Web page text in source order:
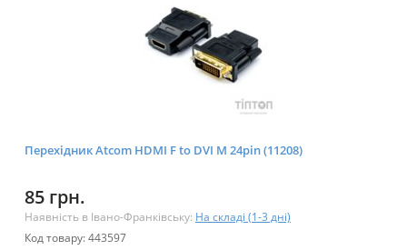
Перехідник Atcom HDMI F to DVI M 24pin (11208)
85 грн.
Наявність в Івано-Франківську: На складі (1-3 дні)
Код товару: 443597